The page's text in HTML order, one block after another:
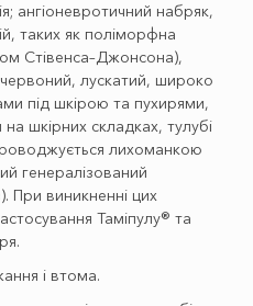
ангіоневротичний набряк,
таких як поліморфна
Стівенса–Джонсона),
лускатий, широко
під шкірою та пухирями,
шкірних складках, тулубі
лихоманкою
генералізований
При виникненні цих
Таміпулу® та
і втома.